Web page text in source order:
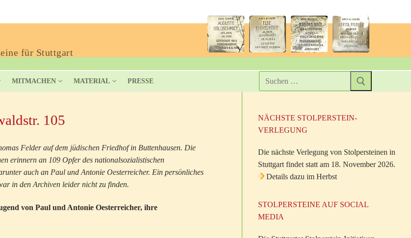
für Stuttgart
MITMACHEN MATERIAL PRESSE
105
Felder auf dem jüdischen Friedhof in Buttenhausen. Die
erinnern an 109 Opfer des nationalsozialistischen
auch an Paul und Antonie Oesterreicher. Ein persönliches
in den Archiven leider nicht zu finden.
von Paul und Antonie Oesterreicher, ihre
NÄCHSTE STOLPERSTEIN-
VERLEGUNG
Die nächste Verlegung von Stolpersteinen in
Stuttgart findet statt am 18. November 2026.
Details dazu im Herbst
STOLPERSTEINE AUF SOCIAL
MEDIA